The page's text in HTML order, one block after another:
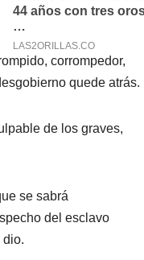
corrompedor,
quede atrás.
de los graves,
se sabrá
del esclavo
dio.